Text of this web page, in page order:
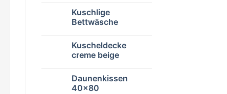
Kuschlige
Bettwäsche
Kuscheldecke
creme beige
Daunenkissen
40×80